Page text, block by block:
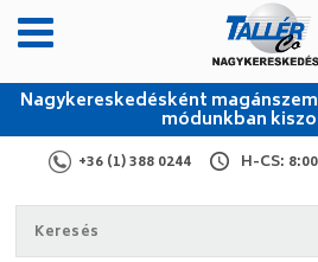
Nagykereskedésként
módunkban
+36 (1) 388 0244 H-CS: